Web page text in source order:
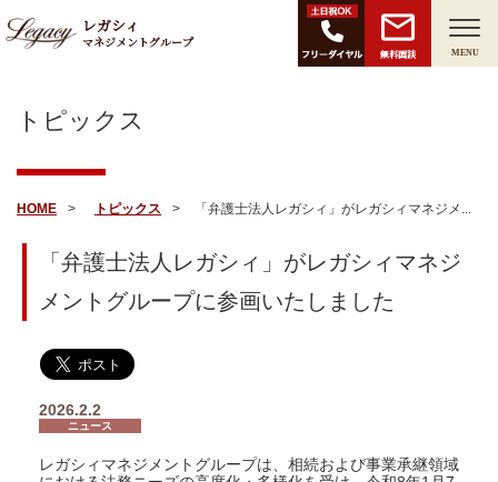
レガシィ
マネジメントグループ
無料面談 MENU
トピックス
HOME トピックス 「弁護士法人レガシィ」がレガシィマネジメ...
「弁護士法人レガシィ」がレガシィマネジ
メントグループに参画いたしました
2026.2.2
ニュース
レガシィマネジメントグループは、相続および事業承継領域